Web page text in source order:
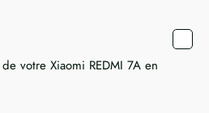
votre Xiaomi REDMI 7A en